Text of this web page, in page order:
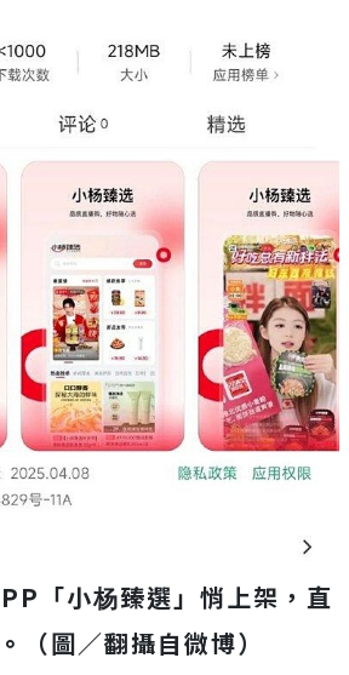
「小杨臻選」悄上架，直
。
（圖／翻攝自微博）